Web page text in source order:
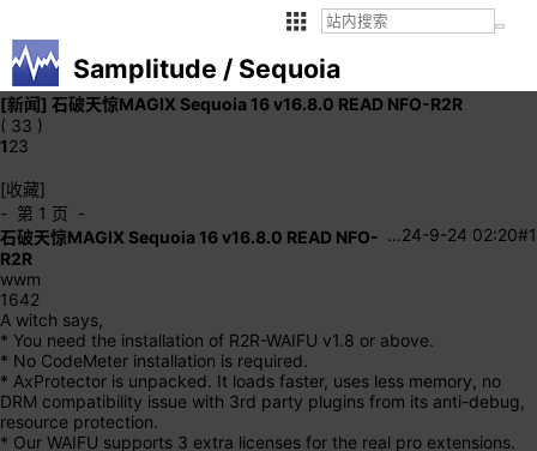
Samplitude / Sequoia
[新闻] 石破天惊MAGIX Sequoia 16 v16.8.0 READ NFO-R2R
( 33 )
123
[收藏]
- 第 1 页 -
#1
24-9-24 02:20
…
石破天惊MAGIX Sequoia 16 v16.8.0 READ NFO-
R2R
wwm
1642
A witch says,
* You need the installation of R2R-WAIFU v1.8 or above.
* No CodeMeter installation is required.
* AxProtector is unpacked. It loads faster, uses less memory, no
DRM compatibility issue with 3rd party plugins from its anti-debug,
resource protection.
* Our WAIFU supports 3 extra licenses for the real pro extensions.